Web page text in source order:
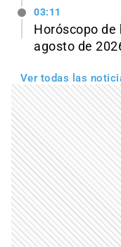
03:11
Horóscopo de
agosto de
Ver todas las